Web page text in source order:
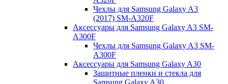
Чехлы для Samsung Galaxy A3
(2017) SM-A320F
Аксессуары для Samsung Galaxy A3 SM-
A300F
Чехлы для Samsung Galaxy A3 SM-
A300F
Аксессуары для Samsung Galaxy A30
Защитные пленки и стекла для
Samsung Galaxy A30